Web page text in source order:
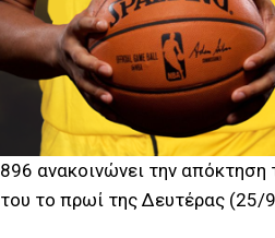
ανακοινώνει την απόκτηση
το πρωί της Δευτέρας (25/